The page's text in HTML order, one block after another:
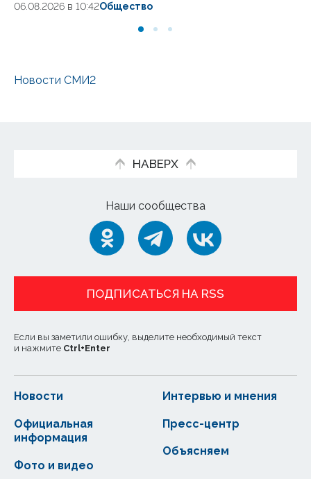
06.08.2026 в 10:42Общество
Новости СМИ2
НАВЕРХ
Наши сообщества
ПОДПИСАТЬСЯ НА RSS
Если вы заметили ошибку, выделите необходимый текст
и нажмите Ctrl+Enter
Новости
Официальная
информация
Интервью и мнения
Фото и видео
Пресс-центр
Объясняем